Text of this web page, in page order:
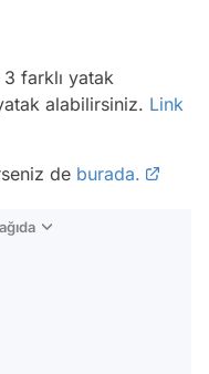
farklı yatak
alabilirsiniz. Link
de burada.